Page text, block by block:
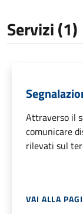
Servizi (1)
Attraverso il
comunicare
rilevati sul
VAI ALLA